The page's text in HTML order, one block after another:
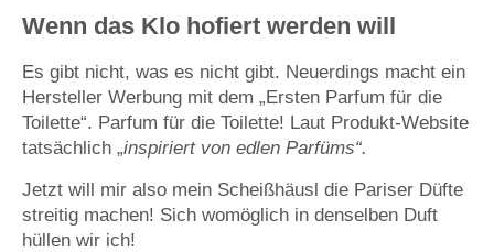
Wenn das Klo hofiert werden will
Es gibt nicht, was es nicht gibt. Neuerdings macht ein
Hersteller Werbung mit dem „Ersten Parfum für die
Toilette“. Parfum für die Toilette! Laut Produkt-Website
tatsächlich „inspiriert von edlen Parfüms“.
Jetzt will mir also mein Scheißhäusl die Pariser Düfte
streitig machen! Sich womöglich in denselben Duft
hüllen wir ich!